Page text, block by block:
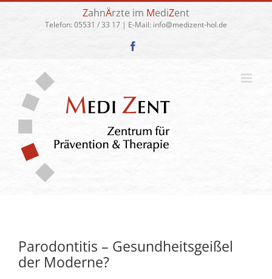
ZahnÄrzte im MediZent
Telefon:05531 / 33 17 | E-Mail: info@medizent-hol.de
Parodontitis – Gesundheitsgeißel
der Moderne?